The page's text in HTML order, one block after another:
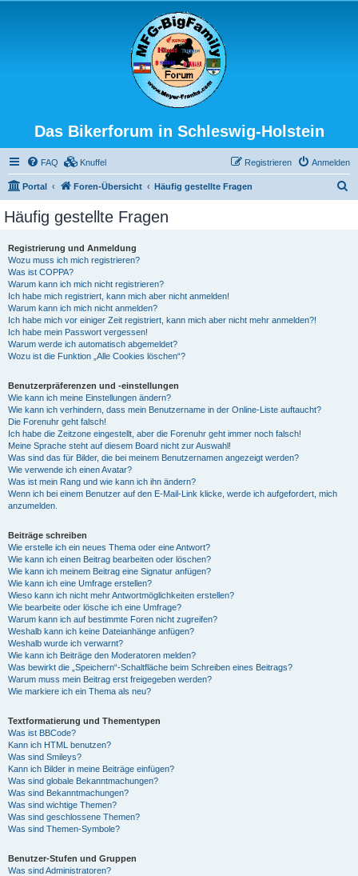
Das Bikerforum in Schleswig-Holstein
FAQ Knuffel Anmelden
Registrieren
Portal Foren-Übersicht Häufig gestellte Fragen
Häufig gestellte Fragen
Registrierung und Anmeldung
Wozu muss ich mich registrieren?
Was ist COPPA?
Warum kann ich mich nicht registrieren?
Ich habe mich registriert, kann mich aber nicht anmelden!
Warum kann ich mich nicht anmelden?
Ich habe mich vor einiger Zeit registriert, kann mich aber nicht mehr anmelden?!
Ich habe mein Passwort vergessen!
Warum werde ich automatisch abgemeldet?
Wozu ist die Funktion „Alle Cookies löschen“?
Benutzerpräferenzen und -einstellungen
Wie kann ich meine Einstellungen ändern?
Wie kann ich verhindern, dass mein Benutzername in der Online-Liste auftaucht?
Die Forenuhr geht falsch!
Ich habe die Zeitzone eingestellt, aber die Forenuhr geht immer noch falsch!
Meine Sprache steht auf diesem Board nicht zur Auswahl!
Was sind das für Bilder, die bei meinem Benutzernamen angezeigt werden?
Wie verwende ich einen Avatar?
Was ist mein Rang und wie kann ich ihn ändern?
Wenn ich bei einem Benutzer auf den E-Mail-Link klicke, werde ich aufgefordert, mich
anzumelden.
Beiträge schreiben
Wie erstelle ich ein neues Thema oder eine Antwort?
Wie kann ich einen Beitrag bearbeiten oder löschen?
Wie kann ich meinem Beitrag eine Signatur anfügen?
Wie kann ich eine Umfrage erstellen?
Wieso kann ich nicht mehr Antwortmöglichkeiten erstellen?
Wie bearbeite oder lösche ich eine Umfrage?
Warum kann ich auf bestimmte Foren nicht zugreifen?
Weshalb kann ich keine Dateianhänge anfügen?
Weshalb wurde ich verwarnt?
Wie kann ich Beiträge den Moderatoren melden?
Was bewirkt die „Speichern“-Schaltfläche beim Schreiben eines Beitrags?
Warum muss mein Beitrag erst freigegeben werden?
Wie markiere ich ein Thema als neu?
Textformatierung und Thementypen
Was ist BBCode?
Kann ich HTML benutzen?
Was sind Smileys?
Kann ich Bilder in meine Beiträge einfügen?
Was sind globale Bekanntmachungen?
Was sind Bekanntmachungen?
Was sind wichtige Themen?
Was sind geschlossene Themen?
Was sind Themen-Symbole?
Benutzer-Stufen und Gruppen
Was sind Administratoren?